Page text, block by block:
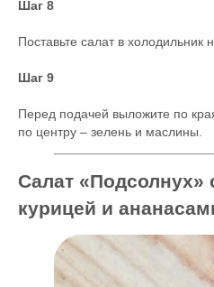
Шаг 8
Поставьте салат в холодильник
Шаг 9
Перед подачей выложите по
по центру – зелень и маслины.
Салат «Подсолнух»
курицей и